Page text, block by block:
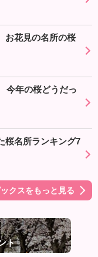
お花見の名所の桜
今年の桜どうだっ
桜名所ランキング7
ックスをもっと見る
ト